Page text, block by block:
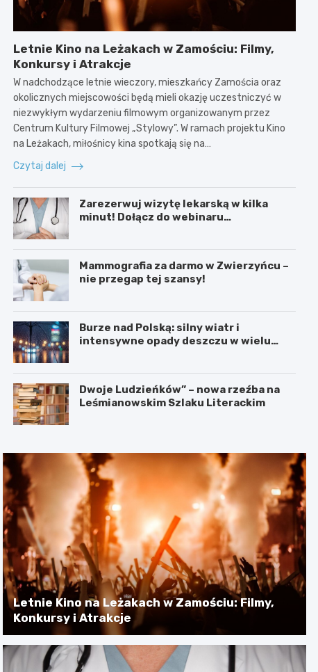
Letnie Kino na Leżakach w Zamościu: Filmy,
Konkursy i Atrakcje
W nadchodzące letnie wieczory, mieszkańcy Zamościa oraz
okolicznych miejscowości będą mieli okazję uczestniczyć w
niezwykłym wydarzeniu filmowym organizowanym przez
Centrum Kultury Filmowej „Stylowy”. W ramach projektu Kino
na Leżakach, miłośnicy kina spotkają się na…
Czytaj dalej
Zarezerwuj wizytę lekarską w kilka
minut! Dołącz do webinaru
Mammografia za darmo w Zwierzyńcu –
nie przegap tej szansy!
Burze nad Polską: silny wiatr i
intensywne opady deszczu w wielu
Dwoje Ludzieńków” – nowa rzeźba na
Leśmianowskim Szlaku Literackim
Letnie Kino na Leżakach w Zamościu: Filmy,
Konkursy i Atrakcje